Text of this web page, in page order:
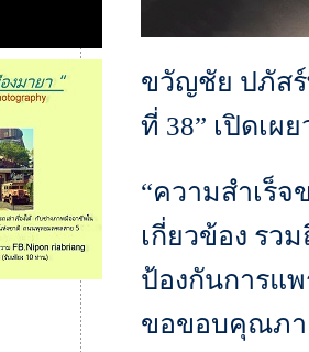
ขวัญชัย ปภัสร์
ที่ 38” เปิดเผย
“ความสำเร็
เกี่ยวข้อง รว
ป้องกันการแพ
ขอขอบคุณภา